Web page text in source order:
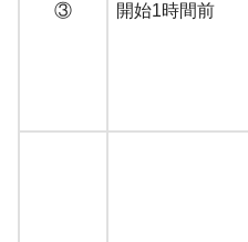
③ 開始1時間前